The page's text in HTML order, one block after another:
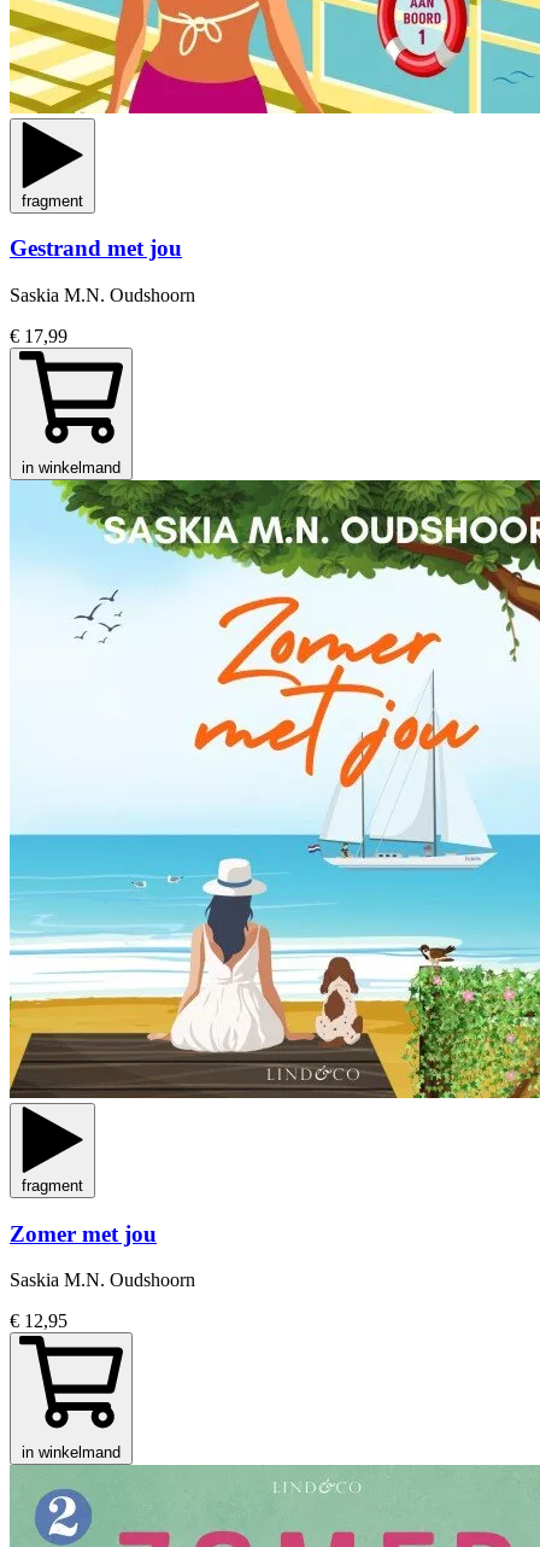
fragment
Gestrand met jou
Saskia M.N. Oudshoorn
€ 17,99
in winkelmand
fragment
Zomer met jou
Saskia M.N. Oudshoorn
€ 12,95
in winkelmand